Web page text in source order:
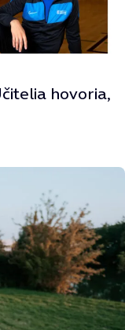
hovoria,